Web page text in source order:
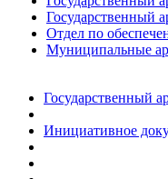
Государственный
Отдел по
Муниципальные
Государственный
Инициативное